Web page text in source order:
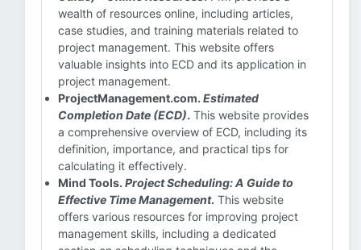
wealth of resources online, including articles,
case studies, and training materials related to
project management. This website offers
valuable insights into ECD and its application in
project management.
ProjectManagement.com. Estimated
Completion Date (ECD). This website provides
a comprehensive overview of ECD, including its
definition, importance, and practical tips for
calculating it effectively.
Mind Tools. Project Scheduling: A Guide to
Effective Time Management. This website
offers various resources for improving project
management skills, including a dedicated